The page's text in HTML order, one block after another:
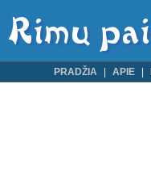
PRADŽIA APIE